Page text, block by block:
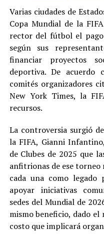
Varias ciudades de
Copa Mundial de la
rector del fútbol el
según sus
financiar proyectos
deportiva. De acuerdo
comités organizadores
New York Times, la
recursos.
La controversia surgió
la FIFA, Gianni
de Clubes de 2025 que
anfitrionas de ese
cada una como legado
apoyar iniciativas
sedes del Mundial de
mismo beneficio, dado
costo que implicará